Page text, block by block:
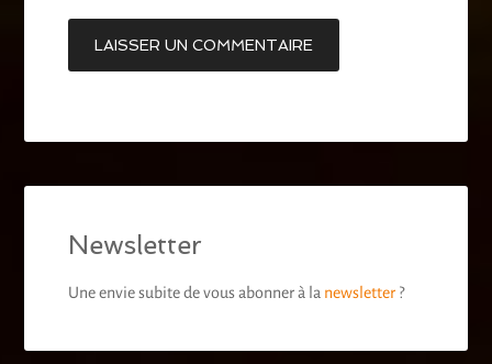
Newsletter
Une envie subite de vous abonner à la newsletter ?